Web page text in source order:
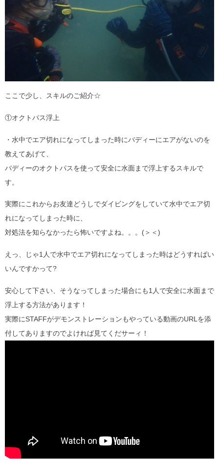
ここで少し、スキルのご紹介☆
①オクトパス浮上
・水中でエア切れになってしまった時にバディーにエアがないのを
教えてあげて、
バディーのオクトパスを使って安全に水面まで浮上するスキルで
す。
実際にこれからお友達どうしでダイビングをしていて水中でエア切
れになってしまった時に、
対処法を知らなかったら怖いですよね。。。(＞＜)
えっ、じゃ1人で水中でエア切れになってしまった時はどうすればい
いんですかって?
安心して下さい、そうなってしまった場合にも1人で安全に水面まで
浮上する方法があります！
実際にSTAFFがデモンストレーションもやっている動画のURLを添
付してありますのでよければ見てくだサーィ！